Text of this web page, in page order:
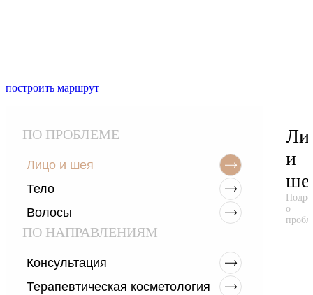
построить маршрут
ПО ПРОБЛЕМЕ
Лицо и шея
Тело
Волосы
ПО НАПРАВЛЕНИЯМ
Консультация
Терапевтическая косметология
и
о